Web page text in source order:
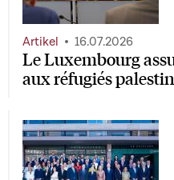
Le Luxembourg
aux réfugiés
Artikel 16.07.2026